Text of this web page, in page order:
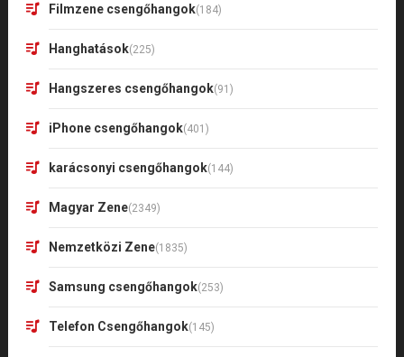
Filmzene csengőhangok(184)
Hanghatások(225)
Hangszeres csengőhangok(91)
iPhone csengőhangok(401)
karácsonyi csengőhangok(144)
Magyar Zene(2349)
Nemzetközi Zene(1835)
Samsung csengőhangok(253)
Telefon Csengőhangok(145)